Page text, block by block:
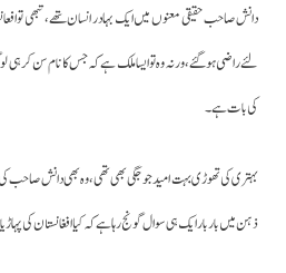
دانش صاحب حقیقی معنوں میں ایک بہادر انسان تھے، تبھی تو
لئے راضی ہوگئے،ورنہ وہ تو ایسا ملک ہے کہ جس کا نام سن کر ہی
کی بات ہے۔
بہتری کی تھوڑی بہت امید جو جگی بھی تھی، وہ بھی دانش
ذہن میں بار بار ایک ہی سوال گونج رہا ہے کہ کیا افغانستان کی